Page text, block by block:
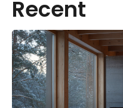
Recent